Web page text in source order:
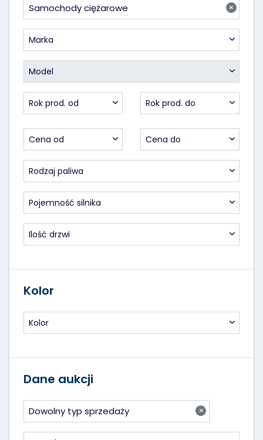
×
Samochody ciężarowe
Marka
Model
Rok prod. od Rok prod. do
Cena od Cena do
Rodzaj paliwa
Pojemność silnika
Ilość drzwi
Kolor
Kolor
Dane aukcji
×
Dowolny typ sprzedaży